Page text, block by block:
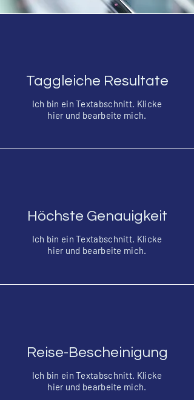
Taggleiche Resultate
Ich bin ein Textabschnitt. Klicke
hier und bearbeite mich.
Höchste Genauigkeit
Ich bin ein Textabschnitt. Klicke
hier und bearbeite mich.
Reise-Bescheinigung
Ich bin ein Textabschnitt. Klicke
hier und bearbeite mich.